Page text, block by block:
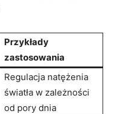
Przykłady ​
zastosowania
Regulacja natężenia
światła w zależności
od pory ⁢dnia